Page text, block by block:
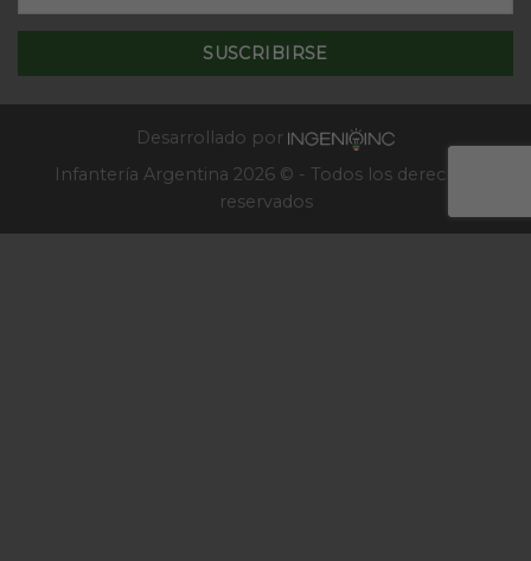
–
de
la
Escuela
de
Desarrollado por
Infantería Argentina 2026 © - Todos los derechos
reservados